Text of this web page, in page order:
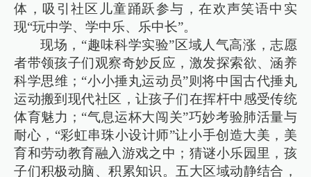
体，吸引社区儿童踊跃参与，在欢声笑语中实
现“玩中学、学中乐、乐中长”。
现场，“趣味科学实验”区域人气高涨，志愿
者带领孩子们观察奇妙反应，激发探索欲、涵养
科学思维；“小小捶丸运动员”则将中国古代捶丸
运动搬到现代社区，让孩子们在挥杆中感受传统
体育魅力；“气息运杯大闯关”巧妙考验肺活量与
耐心，“彩虹串珠小设计师”让小手创造大美，美
育和劳动教育融入游戏之中；猜谜小乐园里，孩
子们积极动脑、积累知识。五大区域动静结合，